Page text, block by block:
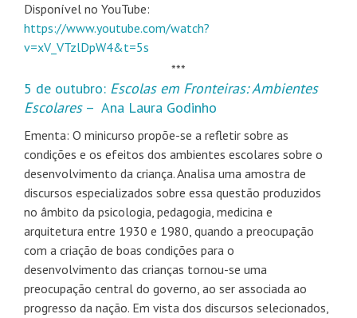
Disponível no YouTube:
https://www.youtube.com/watch?
v=xV_VTzlDpW4&t=5s
***
5 de outubro: Escolas em Fronteiras: Ambientes
Escolares– Ana Laura Godinho
​Ementa: O minicurso propõe-se a refletir sobre as
condições e os efeitos dos ambientes escolares sobre o
desenvolvimento da criança. Analisa uma amostra de
discursos especializados sobre essa questão produzidos
no âmbito da psicologia, pedagogia, medicina e
arquitetura entre 1930 e 1980, quando a preocupação
com a criação de boas condições para o
desenvolvimento das crianças tornou-se uma
preocupação central do governo, ao ser associada ao
progresso da nação. Em vista dos discursos selecionados,